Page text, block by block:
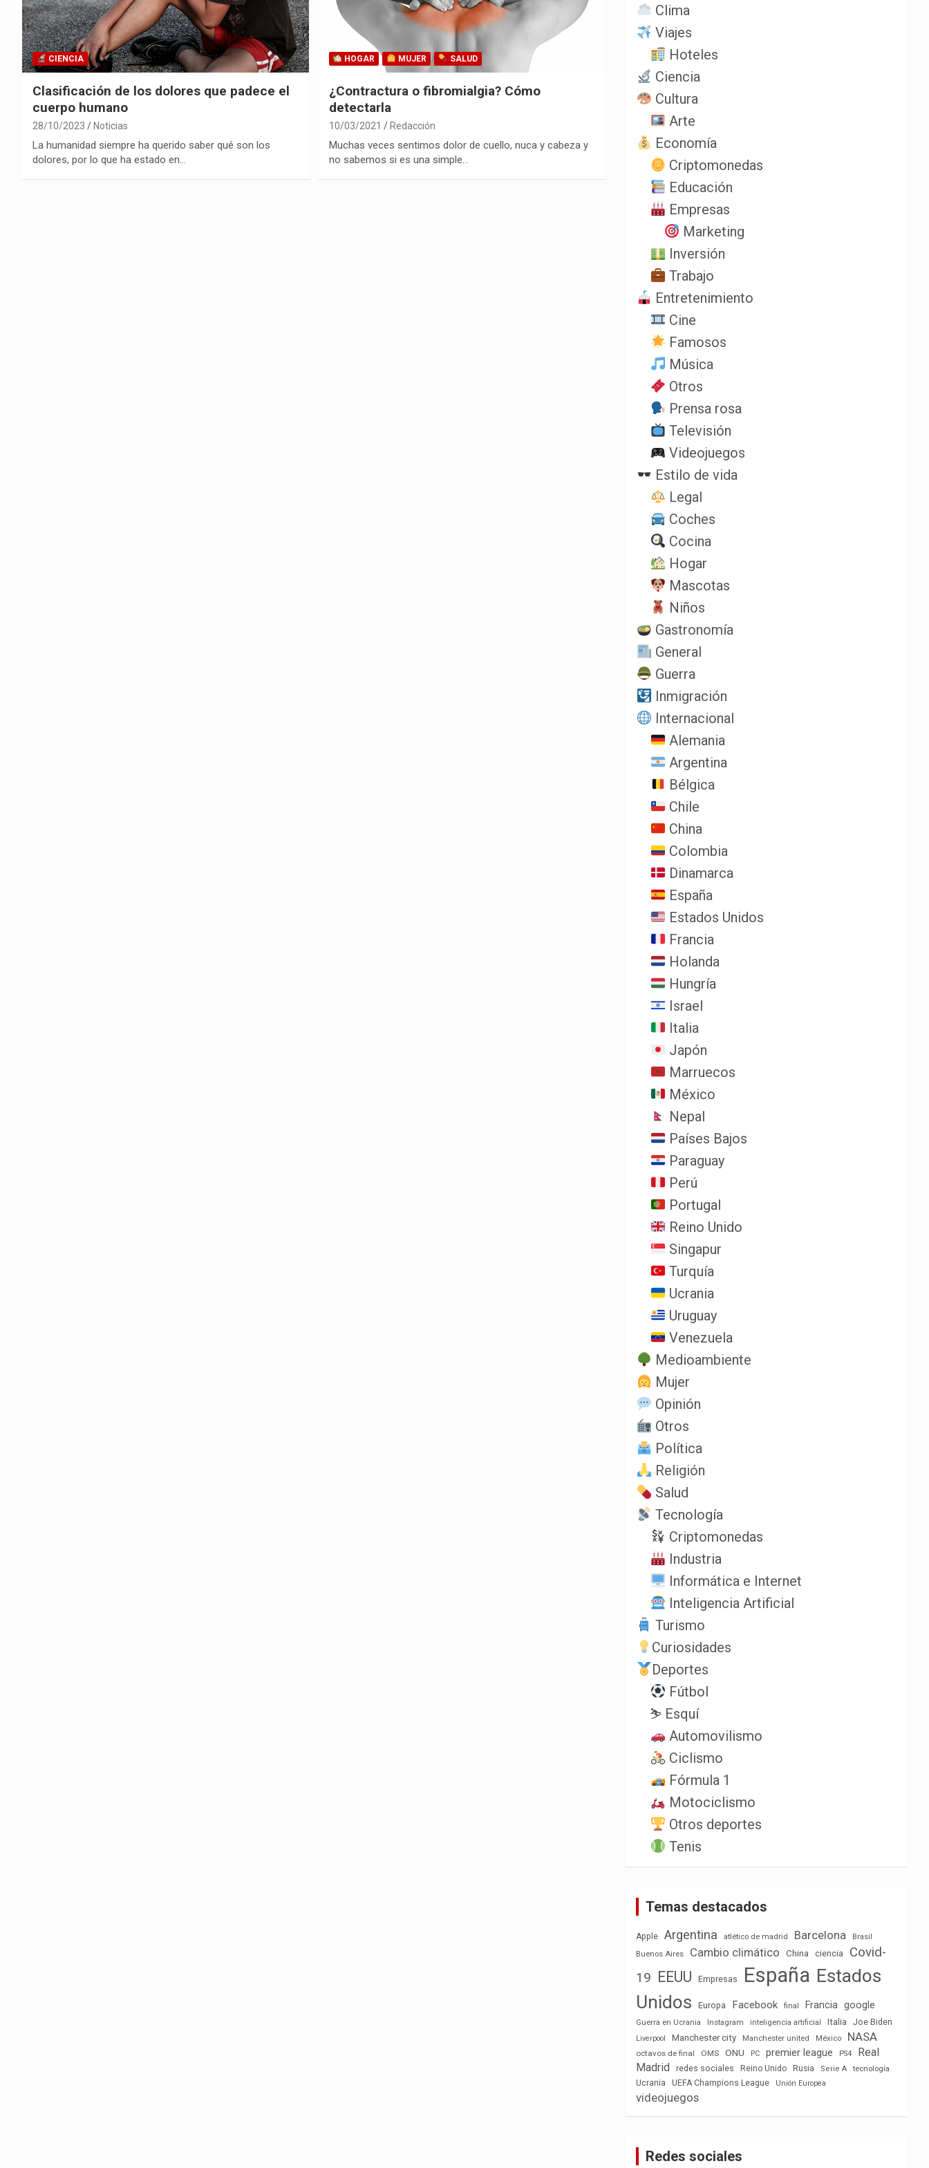
CIENCIA
Clasificación de los dolores que padece el
cuerpo humano
28/10/2023 Noticias
La humanidad siempre ha querido saber qué son los
dolores, por lo que ha estado en…
HOGAR MUJER SALUD
¿Contractura o fibromialgia? Cómo
detectarla
10/03/2021 Redacción
Muchas veces sentimos dolor de cuello, nuca y cabeza y
no sabemos si es una simple…
Clima
Viajes
Hoteles
Ciencia
Cultura
Arte
Economía
Criptomonedas
Educación
Empresas
Marketing
Inversión
Trabajo
Entretenimiento
Cine
Famosos
Música
Otros
Prensa rosa
Televisión
Videojuegos
Estilo de vida
Legal
Coches
Cocina
Hogar
Mascotas
Niños
Gastronomía
General
Guerra
Inmigración
Internacional
Alemania
Argentina
Bélgica
Chile
China
Colombia
Dinamarca
España
Estados Unidos
Francia
Holanda
Hungría
Israel
Italia
Japón
Marruecos
México
Nepal
Países Bajos
Paraguay
Perú
Portugal
Reino Unido
Singapur
Turquía
Ucrania
Uruguay
Venezuela
Medioambiente
Mujer
Opinión
Otros
Política
Religión
Salud
Tecnología
Criptomonedas
Industria
Informática e Internet
Inteligencia Artificial
Turismo
Curiosidades
Deportes
Fútbol
⛷️ Esquí
Automovilismo
Ciclismo
Fórmula 1
Motociclismo
Otros deportes
Tenis
Temas destacados
Apple Argentina atlético de madrid Barcelona
Brasil
Buenos Aires
Cambio climático China ciencia
Covid-
19
EEUU Empresas España Estados
Unidos
Europa Facebook final Francia google
Guerra en Ucrania Instagram inteligencia artificial Italia Joe Biden
Liverpool Manchester city Manchester united México NASA
octavos de final OMS ONU PC premier league PS4
Real
Madrid
redes sociales Reino Unido Rusia Serie A
tecnología
Ucrania
UEFA Champions League Unión Europea
videojuegos
Redes sociales